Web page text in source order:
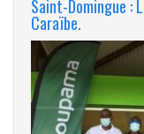
Saint-Domingue :
Caraïbe.